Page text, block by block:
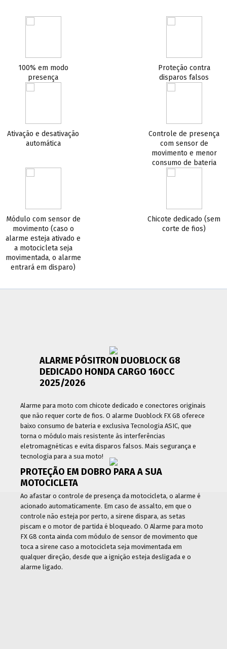
100% em modo
presença
Proteção contra
disparos falsos
Ativação e desativação
automática
Controle de presença
com sensor de
movimento e menor
consumo de bateria
Módulo com sensor de
movimento (caso o
alarme esteja ativado e
a motocicleta seja
movimentada, o alarme
entrará em disparo)
Chicote dedicado (sem
corte de fios)
ALARME PÓSITRON DUOBLOCK G8
DEDICADO HONDA CARGO 160CC
2025/2026
Alarme para moto com chicote dedicado e conectores originais
que não requer corte de fios. O alarme Duoblock FX G8 oferece
baixo consumo de bateria e exclusiva Tecnologia ASIC, que
torna o módulo mais resistente às interferências
eletromagnéticas e evita disparos falsos. Mais segurança e
tecnologia para a sua moto!
PROTEÇÃO EM DOBRO PARA A SUA
MOTOCICLETA
Ao afastar o controle de presença da motocicleta, o alarme é
acionado automaticamente. Em caso de assalto, em que o
controle não esteja por perto, a sirene dispara, as setas
piscam e o motor de partida é bloqueado. O Alarme para moto
FX G8 conta ainda com módulo de sensor de movimento que
toca a sirene caso a motocicleta seja movimentada em
qualquer direção, desde que a ignição esteja desligada e o
alarme ligado.